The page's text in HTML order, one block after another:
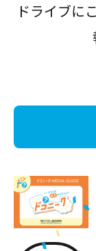
ドライブに